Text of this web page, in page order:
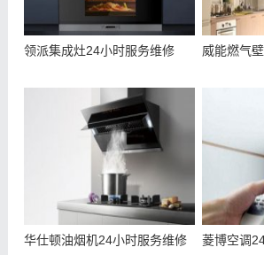
领派集成灶24小时服务维修 威能燃气
华仕顿油烟机24小时服务维修 菱博空调